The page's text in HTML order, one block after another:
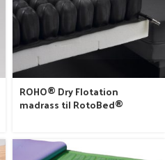
ROHO® Dry Flotation
madrass til RotoBed®